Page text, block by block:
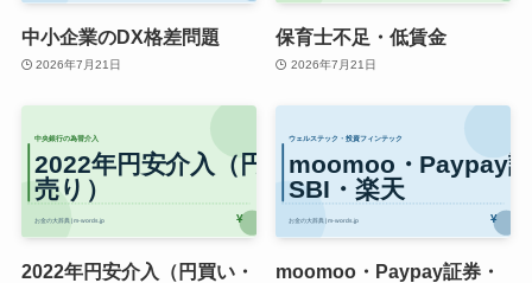
中小企業のDX格差問題
2026年7月21日
保育士不足・低賃金
2026年7月21日
2022年円安介入（円買い・
moomoo・Paypay証券・